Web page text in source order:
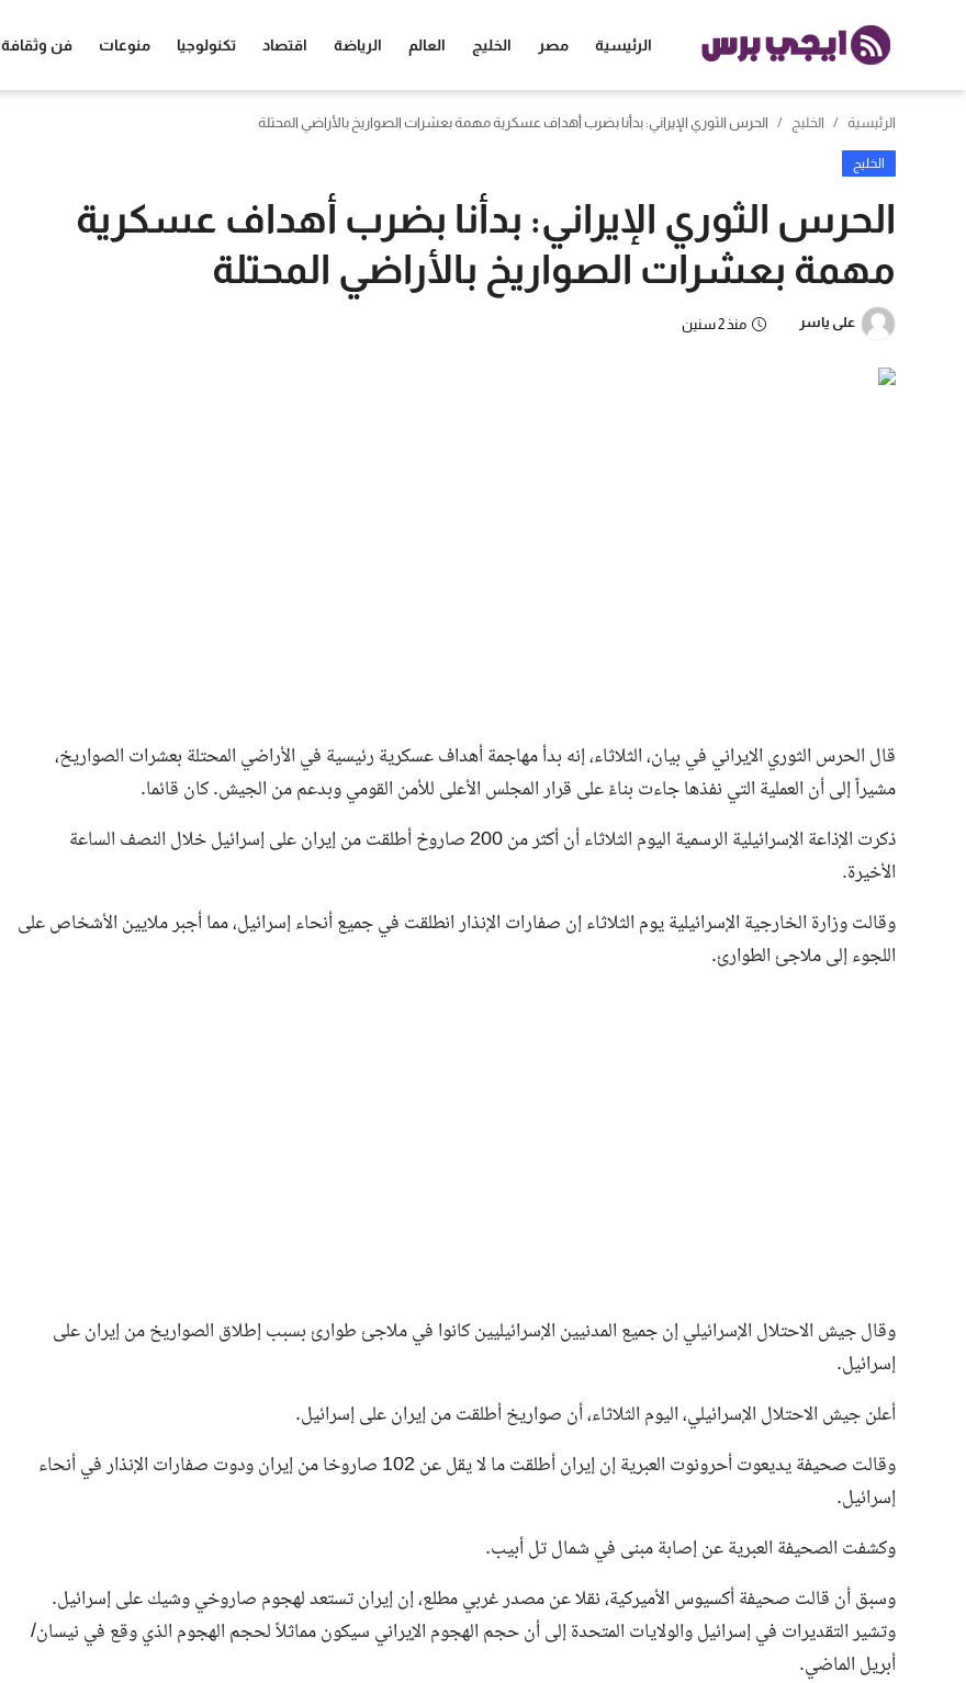
الرئيسية مصر الخليج العالم الرياضة اقتصاد تكنولوجيا منوعات فن وثقافة
الرئيسية الخليج الحرس الثوري الإيراني: بدأنا بضرب أهداف عسكرية مهمة بعشرات الصواريخ بالأراضي المحتلة
الخليج
الحرس الثوري الإيراني: بدأنا بضرب أهداف عسكرية
مهمة بعشرات الصواريخ بالأراضي المحتلة
على ياسر منذ 2 سنين
قال الحرس الثوري الإيراني في بيان، الثلاثاء، إنه بدأ مهاجمة أهداف عسكرية رئيسية في الأراضي المحتلة بعشرات الصواريخ،
مشيراً إلى أن العملية التي نفذها جاءت بناءً على قرار المجلس الأعلى للأمن القومي وبدعم من الجيش. كان قائما.
ذكرت الإذاعة الإسرائيلية الرسمية اليوم الثلاثاء أن أكثر من 200 صاروخ أطلقت من إيران على إسرائيل خلال النصف الساعة
الأخيرة.
وقالت وزارة الخارجية الإسرائيلية يوم الثلاثاء إن صفارات الإنذار انطلقت في جميع أنحاء إسرائيل، مما أجبر ملايين الأشخاص على
اللجوء إلى ملاجئ الطوارئ.
وقال جيش الاحتلال الإسرائيلي إن جميع المدنيين الإسرائيليين كانوا في ملاجئ طوارئ بسبب إطلاق الصواريخ من إيران على
إسرائيل.
أعلن جيش الاحتلال الإسرائيلي، اليوم الثلاثاء، أن صواريخ أطلقت من إيران على إسرائيل.
وقالت صحيفة يديعوت أحرونوت العبرية إن إيران أطلقت ما لا يقل عن 102 صاروخا من إيران ودوت صفارات الإنذار في أنحاء
إسرائيل.
وكشفت الصحيفة العبرية عن إصابة مبنى في شمال تل أبيب.
وسبق أن قالت صحيفة أكسيوس الأميركية، نقلا عن مصدر غربي مطلع، إن إيران تستعد لهجوم صاروخي وشيك على إسرائيل.
وتشير التقديرات في إسرائيل والولايات المتحدة إلى أن حجم الهجوم الإيراني سيكون مماثلاً لحجم الهجوم الذي وقع في نيسان/
أبريل الماضي.